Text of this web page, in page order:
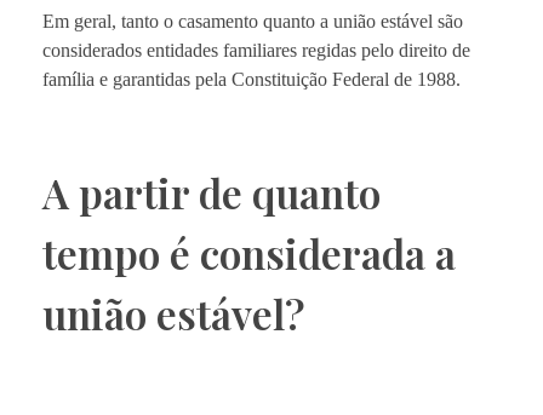
Em geral, tanto o casamento quanto a união estável são
considerados entidades familiares regidas pelo direito de
família e garantidas pela Constituição Federal de 1988.
A partir de quanto
tempo é considerada a
união estável?